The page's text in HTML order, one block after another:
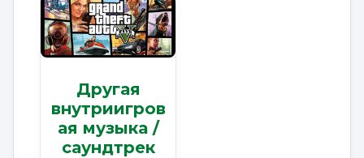
Другая
внутриигров
ая музыка /
саундтрек